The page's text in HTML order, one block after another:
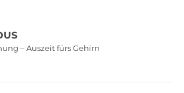
– Auszeit fürs Gehirn